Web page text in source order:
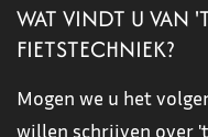
WAT VINDT U VAN
FIETSTECHNIEK?
Mogen we u het
willen schrijven over